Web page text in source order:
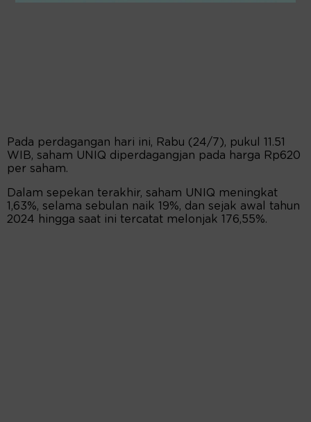
Pada perdagangan hari ini, Rabu (24/7), pukul 11.51
WIB, saham UNIQ diperdagangjan pada harga Rp620
per saham.
Dalam sepekan terakhir, saham UNIQ meningkat
1,63%, selama sebulan naik 19%, dan sejak awal tahun
2024 hingga saat ini tercatat melonjak 176,55%.